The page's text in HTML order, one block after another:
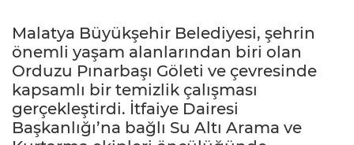
Malatya Büyükşehir Belediyesi, şehrin
önemli yaşam alanlarından biri olan
Orduzu Pınarbaşı Göleti ve çevresinde
kapsamlı bir temizlik çalışması
gerçekleştirdi. İtfaiye Dairesi
Başkanlığı’na bağlı Su Altı Arama ve